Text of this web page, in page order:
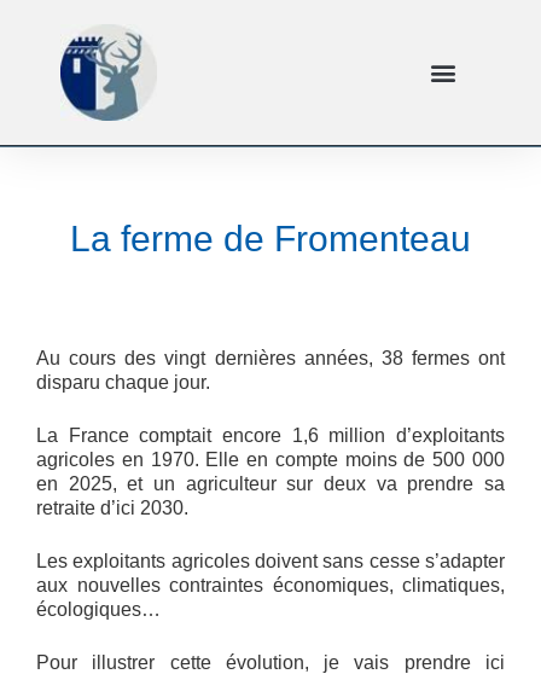
La ferme de Fromenteau
Au cours des vingt dernières années, 38 fermes ont
disparu chaque jour.
La France comptait encore 1,6 million d’exploitants
agricoles en 1970. Elle en compte moins de 500 000
en 2025, et un agriculteur sur deux va prendre sa
retraite d’ici 2030.
Les exploitants agricoles doivent sans cesse s’adapter
aux nouvelles contraintes économiques, climatiques,
écologiques…
Pour illustrer cette évolution, je vais prendre ici